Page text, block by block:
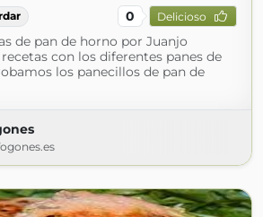
0 Delicioso
de pan de horno por Juanjo
con los diferentes panes de
los panecillos de pan de